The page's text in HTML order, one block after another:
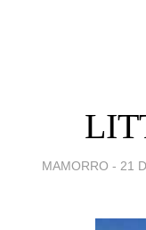
MAMORRO - 21